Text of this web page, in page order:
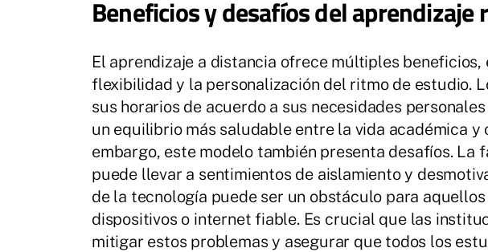
Beneficios y desafíos del aprendizaje
El aprendizaje a distancia ofrece múltiples
flexibilidad y la personalización del ritmo de estudio.
sus horarios de acuerdo a sus necesidades
un equilibrio más saludable entre la vida académica y
embargo, este modelo también presenta desafíos. La
puede llevar a sentimientos de aislamiento y
de la tecnología puede ser un obstáculo para
dispositivos o internet fiable. Es crucial que las
mitigar estos problemas y asegurar que todos los